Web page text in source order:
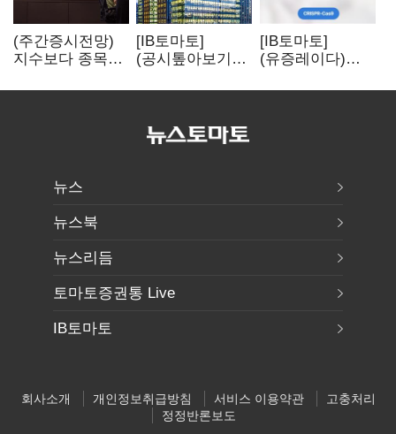
(주간증시전망)
지수보다 종목…
이어진다
[IB토마토]
(공시톺아보기)
바로 매출로
[IB토마토]
(유증레이다)
3분의 1 토막…
뉴스
뉴스북
뉴스리듬
토마토증권통 Live
IB토마토
회사소개 개인정보취급방침 서비스 이용약관
고충처리
정정반론보도